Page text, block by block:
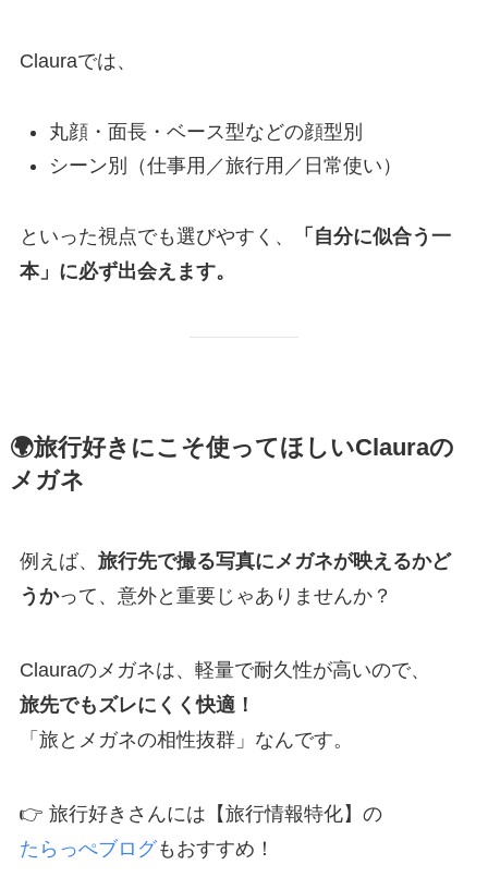
Clauraでは、
丸顔・面長・ベース型などの顔型別
シーン別（仕事用／旅行用／日常使い）
といった視点でも選びやすく、
「自分に似合う一
本」に必ず出会えます。
🌍旅行好きにこそ使ってほしいClauraの
メガネ
例えば、 旅行先で撮る写真にメガネが映えるかど
うかって、意外と重要じゃありませんか？
Clauraのメガネは、軽量で耐久性が高いので、
旅先でもズレにくく快適！
「旅とメガネの相性抜群」なんです。
👉 旅行好きさんには【旅行情報特化】の
たらっぺブログもおすすめ！